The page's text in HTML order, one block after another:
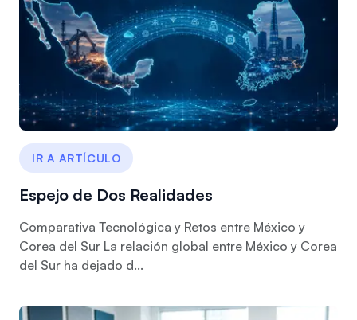
IR A ARTÍCULO
Espejo de Dos Realidades
Comparativa Tecnológica y Retos entre México y
Corea del Sur La relación global entre México y Corea
del Sur ha dejado d...